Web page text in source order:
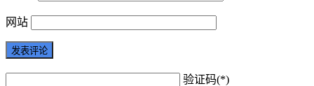
网站
验证码(*)